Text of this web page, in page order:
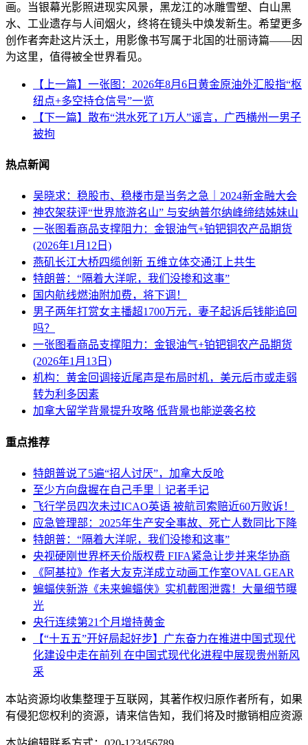
画。当银幕光影照进现实风景，黑龙江的冰雕雪塑、白山黑
水、工业遗存与人间烟火，终将在镜头中焕发新生。希望更多
创作者奔赴这片沃土，用影像书写属于北国的壮丽诗篇——因
为这里，值得被全世界看见。
【上一篇】一张图：2026年8月6日黄金原油外汇股指“枢
纽点+多空持仓信号”一览
【下一篇】散布“洪水死了1万人”谣言，广西横州一男子
被拘
热点新闻
吴晓求：稳股市、稳楼市是当务之急｜2024新金融大会
神农架获评“世界旅游名山” 与安纳普尔纳峰缔结姊妹山
一张图看商品支撑阻力：金银油气+铂钯铜农产品期货
(2026年1月12日)
燕矶长江大桥四缆创新 五维立体交通江上共生
特朗普：“隔着大洋呢，我们没掺和这事”
国内航线燃油附加费，将下调！
男子两年打赏女主播超1700万元，妻子起诉后钱能追回
吗？
一张图看商品支撑阻力：金银油气+铂钯铜农产品期货
(2026年1月13日)
机构：黄金回调接近尾声是布局时机，美元后市或走弱
转为利多因素
加拿大留学背景提升攻略 低背景也能逆袭名校
重点推荐
特朗普说了5遍“招人讨厌”，加拿大反呛
至少方向盘握在自己手里｜记者手记
飞行学员四次未过ICAO英语 被航司索赔近60万败诉！
应急管理部：2025年生产安全事故、死亡人数同比下降
特朗普：“隔着大洋呢，我们没掺和这事”
央视硬刚世界杯天价版权费 FIFA紧急让步并来华协商
《阿基拉》作者大友克洋成立动画工作室OVAL GEAR
蝙蝠侠新游《未来蝙蝠侠》实机截图泄露！大量细节曝
光
央行连续第21个月增持黄金
【“十五五”开好局起好步】广东奋力在推进中国式现代
化建设中走在前列 在中国式现代化进程中展现贵州新风
采
本站资源均收集整理于互联网，其著作权归原作者所有，如果
有侵犯您权利的资源，请来信告知，我们将及时撤销相应资源